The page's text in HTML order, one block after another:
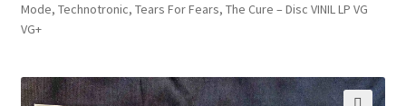
Contact
Mode, Technotronic, Tears For Fears, The Cure – Disc VINIL LP VG
VG+